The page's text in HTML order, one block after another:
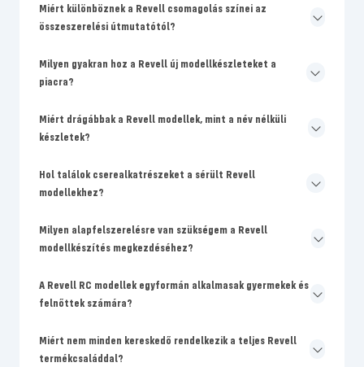
Miért különböznek a Revell csomagolás színei az
összeszerelési útmutatótól?
Milyen gyakran hoz a Revell új modellkészleteket a
piacra?
Miért drágábbak a Revell modellek, mint a név nélküli
készletek?
Hol találok cserealkatrészeket a sérült Revell
modellekhez?
Milyen alapfelszerelésre van szükségem a Revell
modellkészítés megkezdéséhez?
A Revell RC modellek egyformán alkalmasak gyermekek és
felnőttek számára?
Miért nem minden kereskedő rendelkezik a teljes Revell
termékcsaláddal?